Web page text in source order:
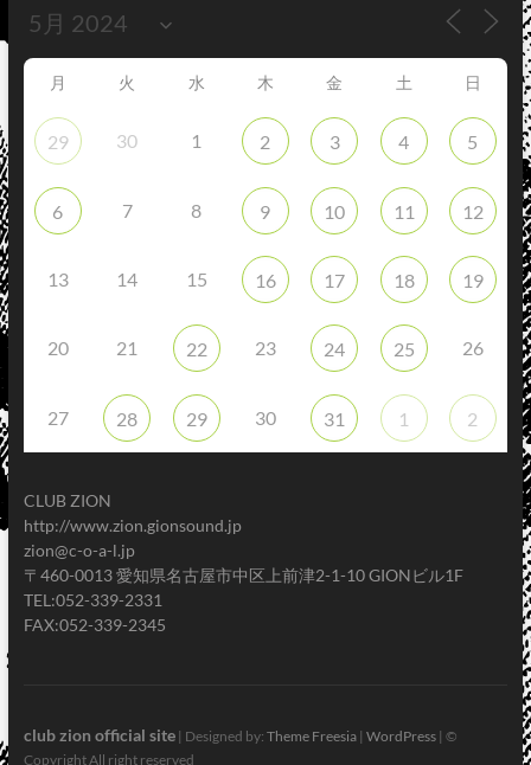
月 火 水 木 金 土 日
29 30 1 2 3 4 5
6 7 8 9 10 11 12
13 14 15 16 17 18 19
20 21 22 23 24 25 26
27 28 29 30 31 1 2
CLUB ZION
http://www.zion.gionsound.jp
zion@c-o-a-l.jp
〒460-0013 愛知県名古屋市中区上前津2-1-10 GIONビル1F
TEL:052-339-2331
FAX:052-339-2345
club zion official site| Designed by: Theme Freesia| WordPress| ©
Copyright All right reserved